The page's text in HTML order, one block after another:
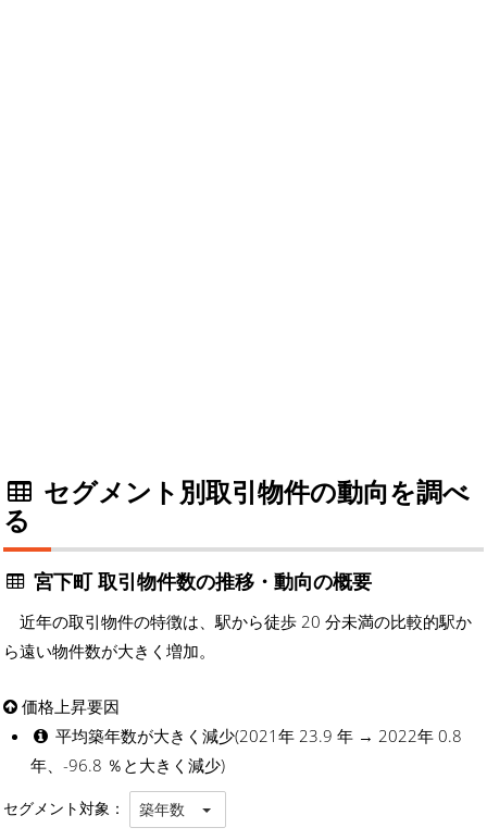
セグメント別取引物件の動向を調べ
る
宮下町 取引物件数の推移・動向の概要
近年の取引物件の特徴は、駅から徒歩 20 分未満の比較的駅か
ら遠い物件数が大きく増加。
価格上昇要因
平均築年数が大きく減少(2021年 23.9 年 → 2022年 0.8
年、-96.8 ％と大きく減少)
セグメント対象： 築年数